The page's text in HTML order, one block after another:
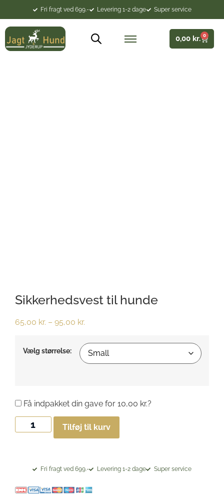
Fri fragt ved 699.- Levering 1-2 dage Super service
0,00 kr. 0
Sikkerhedsvest til hunde
65,00 kr. – 95,00 kr.
Vælg størrelse:
Tilføj til kurv
Få indpakket din gave for 10,00 kr.?
Fri fragt ved 699.- Levering 1-2 dage Super service